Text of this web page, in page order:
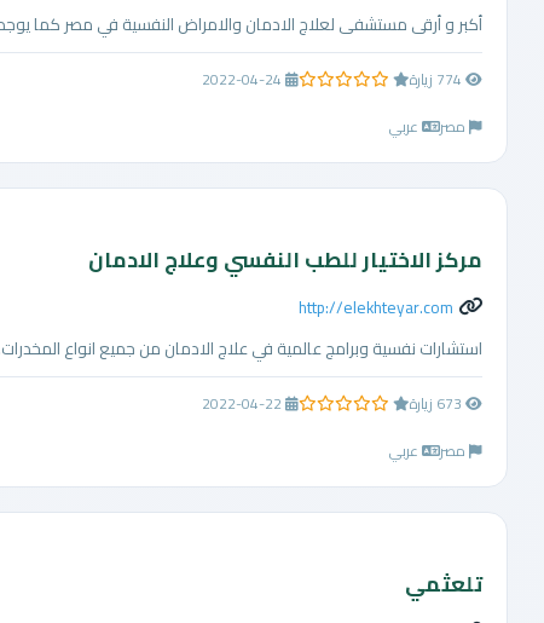
أكبر و أرقى مستشفى لعلاج الادمان والامراض النفسية في مصر كما
0.0 من 5 نجوم
مصر
عربي
مركز الاختيار للطب النفسي وعلاج الادمان
http://elekhteyar.com
استشارات نفسية وبرامج عالمية في علاج الادمان من جميع انواع المخدرات.
0.0 من 5 نجوم
مصر
عربي
تلعثمي